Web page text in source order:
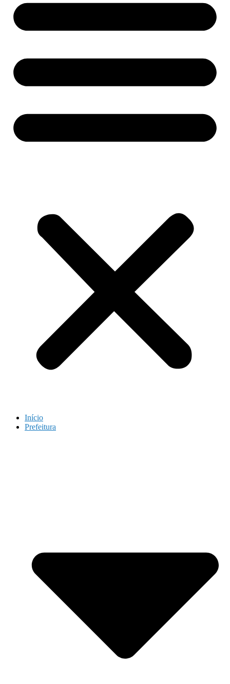
Início
Prefeitura